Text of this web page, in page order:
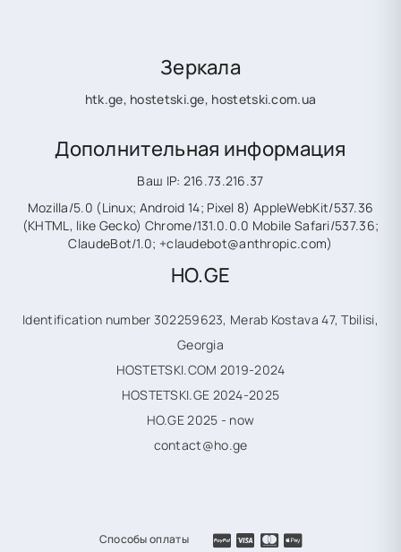
Зеркала
htk.ge, hostetski.ge, hostetski.com.ua
Дополнительная информация
Ваш IP: 216.73.216.37
Mozilla/5.0 (Linux; Android 14; Pixel 8) AppleWebKit/537.36
(KHTML, like Gecko) Chrome/131.0.0.0 Mobile Safari/537.36;
ClaudeBot/1.0; +claudebot@anthropic.com)
HO.GE
Identification number 302259623, Merab Kostava 47, Tbilisi,
Georgia
HOSTETSKI.COM 2019-2024
HOSTETSKI.GE 2024-2025
HO.GE 2025 - now
contact@ho.ge
Способы оплаты